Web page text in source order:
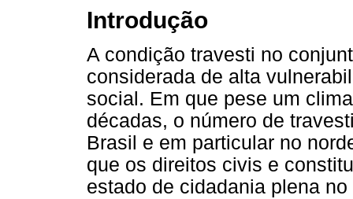
Introdução
A condição travesti no
considerada de alta
social. Em que pese um
décadas, o número de
Brasil e em particular no
que os direitos civis e
estado de cidadania plena